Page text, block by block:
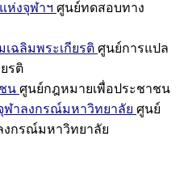
ห่งจุฬาฯ ศูนย์ทดสอบทาง
ฉลิมพระเกียรติ ศูนย์การแปล
รติ
น ศูนย์กฎหมายเพื่อประชาชน
ฬาลงกรณ์มหาวิทยาลัย ศูนย์
งกรณ์มหาวิทยาลัย